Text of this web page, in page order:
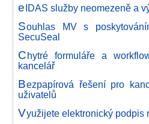
eIDAS služby neomezeně a
Souhlas MV s
SecuSeal
Chytré formuláře a
kancelář
Bezpapírová řešení pro
uživatelů
Využijete elektronický podpis